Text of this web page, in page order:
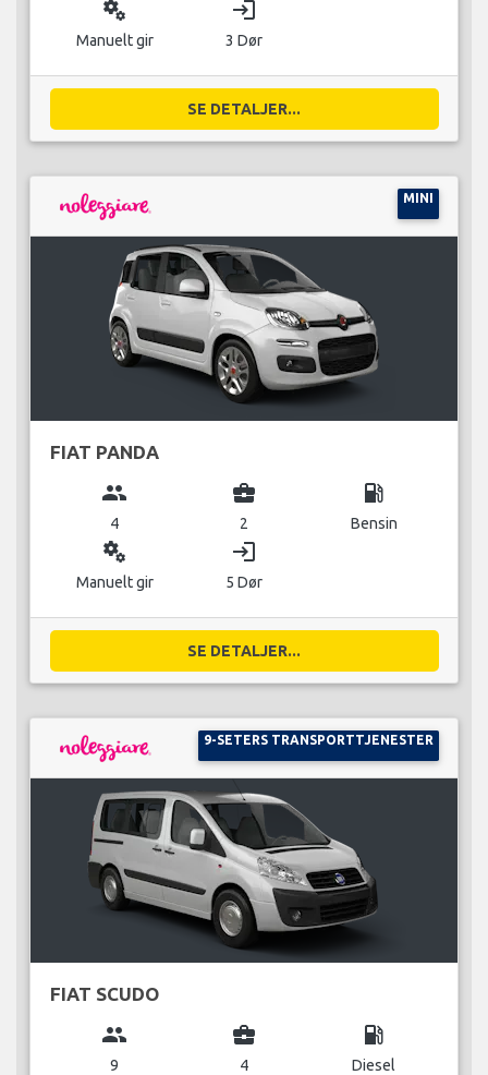
miscellaneous_services
Manuelt gir
login
3 Dør
SE DETALJER...
MINI
FIAT PANDA
group
4
business_center
2
local_gas_station
Bensin
miscellaneous_services
Manuelt gir
login
5 Dør
SE DETALJER...
9-SETERS TRANSPORTTJENESTER
FIAT SCUDO
group
9
business_center
4
local_gas_station
Diesel